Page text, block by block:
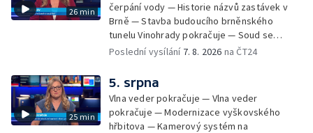
26 min
čerpání vody — Historie názvů zastávek v
Brně — Stavba budoucího brněnského
tunelu Vinohrady pokračuje — Soud se
žhářem zlínského baru — Odložení bourání
Czech Rally Zlín — Začal 7. ročník festivalu
Pop Messe — Přestavba mostu v Hodoníně
— Fenomén památníčků
Poslední vysílání 7. 8. 2026 na ČT24
25 min
5. srpna
Vlna veder pokračuje — Vlna veder
pokračuje — Modernizace vyškovského
hřbitova — Kamerový systém na